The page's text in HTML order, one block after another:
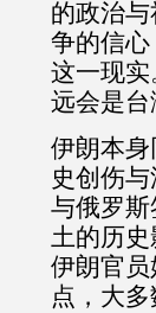
的政治
争的信
这一现
远会是台
伊朗本
史创伤
与俄罗
土的历
伊朗官
点，大多